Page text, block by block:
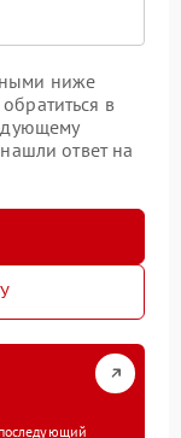
ниже
в
ответ на